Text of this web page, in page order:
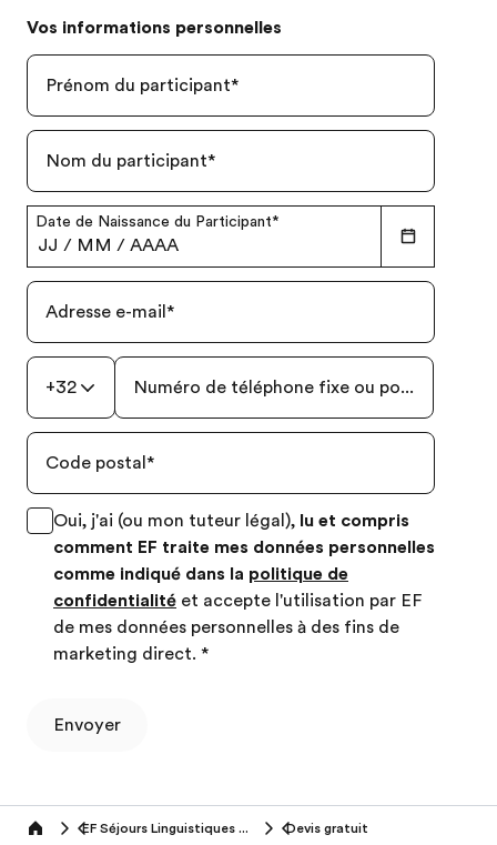
Vos informations personnelles
Prénom du participant*
Nom du participant*
Date de Naissance du Participant*
JJ / MM / AAAA
Adresse e-mail *
+32 Numéro de téléphone fixe ou portable
Code postal *
Oui, j'ai (ou mon tuteur légal), lu et compris
comment EF traite mes données personnelles
comme indiqué dans la politique de
confidentialité et accepte l'utilisation par EF
de mes données personnelles à des fins de
marketing direct. *
Envoyer
Home EF Séjours Linguistiques (18+ ans) Devis gratuit